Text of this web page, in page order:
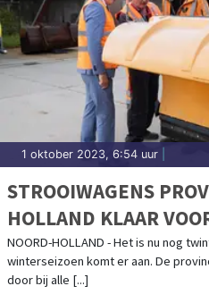
1 oktober 2023, 6:54 uur
STROOIWAGENS
HOLLAND KLAAR
NOORD-HOLLAND - Het is nu nog
winterseizoen komt er aan. De
door bij alle [...]